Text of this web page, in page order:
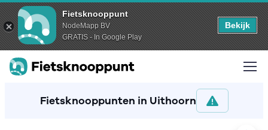
Fietsknooppunt
NodeMapp BV
GRATIS - In Google Play
Bekijk
Fietsknooppunten in Uithoorn